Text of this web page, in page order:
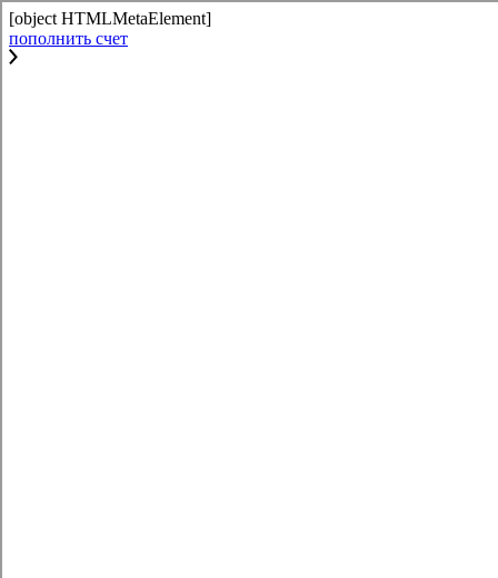
[object HTMLMetaElement]
пополнить счет